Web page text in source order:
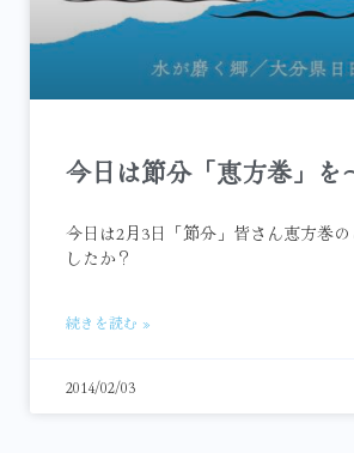
今日は節分「恵方巻」
今日は2月3日「節分」皆さん恵方巻
したか？
続きを読む »
2014/02/03